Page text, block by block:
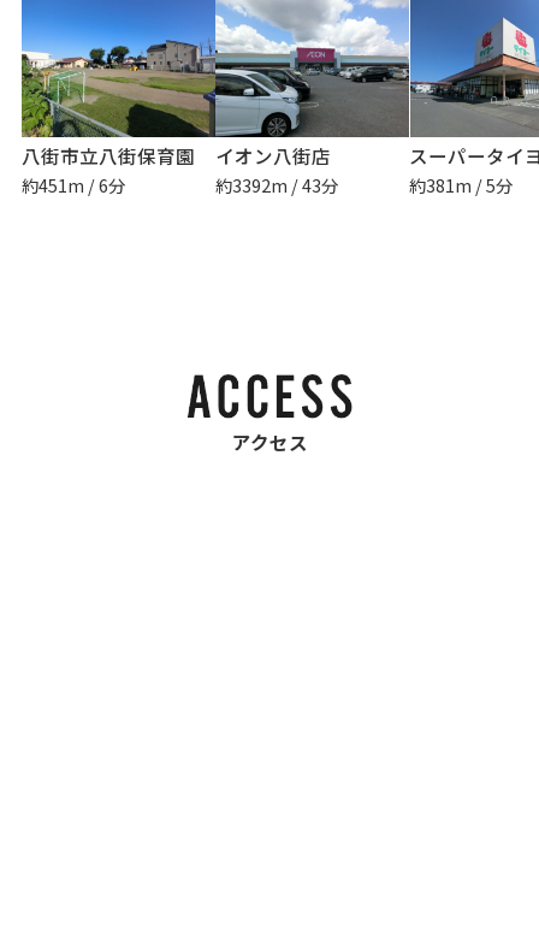
八街市立八街保育園
約451m / 6分
イオン八街店
約3392m / 43分 約381m / 5分
アクセス